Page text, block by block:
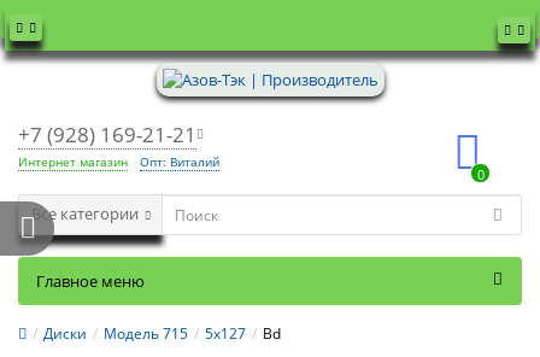
+7 (928) 169-21-21
Интернет магазин Опт: Виталий
0
Все категории
Главное меню
Диски Модель 715 5x127 Bd